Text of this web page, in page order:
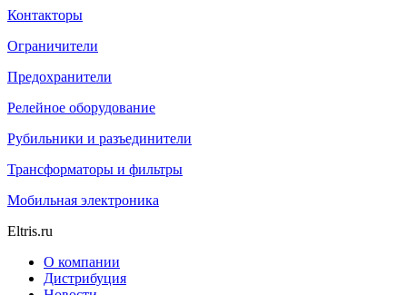
Контакторы
Ограничители
Предохранители
Релейное оборудование
Рубильники и разъединители
Трансформаторы и фильтры
Мобильная электроника
Eltris.ru
О компании
Дистрибуция